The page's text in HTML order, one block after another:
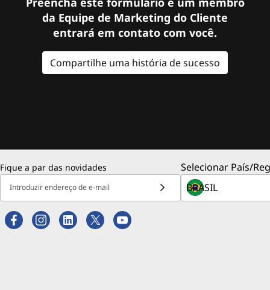
da Equipe de Marketing do Cliente
entrará em contato com você.
Compartilhe uma história de sucesso
Fique a par das novidades
Introduzir endereço de e-mail
Selecionar País/